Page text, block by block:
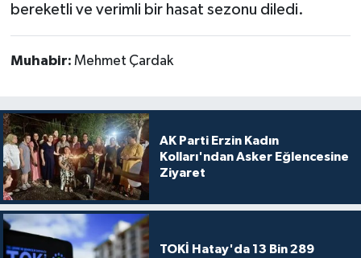
bereketli ve verimli bir hasat sezonu diledi.
Muhabir: Mehmet Çardak
AK Parti Erzin Kadın
Kolları'ndan Asker Eğlencesine
Ziyaret
TOKİ Hatay'da 13 Bin 289